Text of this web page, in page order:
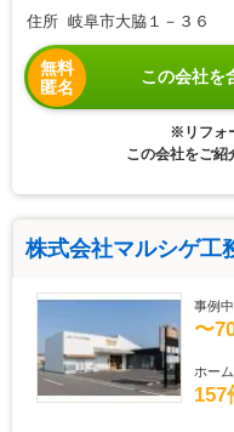
住所 岐阜市大脇１－３６
無料
匿名
この会社を
※リフォ
この会社をご紹
株式会社マルシゲ工
事例
〜
ホー
157